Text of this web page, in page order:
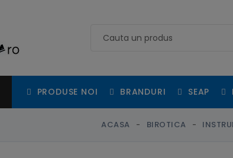
PRODUSE NOI BRANDURI SEAP
ACASA BIROTICA